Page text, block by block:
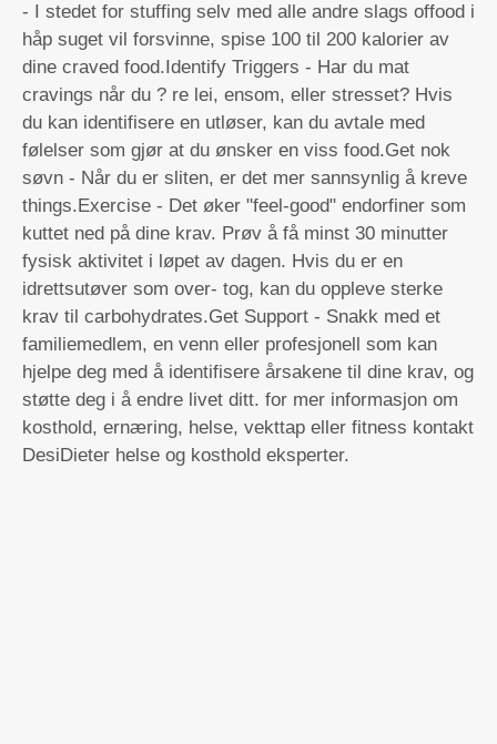
- I stedet for stuffing selv med alle andre slags offood i
håp suget vil forsvinne, spise 100 til 200 kalorier av
dine craved food.Identify Triggers - Har du mat
cravings når du ? re lei, ensom, eller stresset? Hvis
du kan identifisere en utløser, kan du avtale med
følelser som gjør at du ønsker en viss food.Get nok
søvn - Når du er sliten, er det mer sannsynlig å kreve
things.Exercise - Det øker "feel-good" endorfiner som
kuttet ned på dine krav. Prøv å få minst 30 minutter
fysisk aktivitet i løpet av dagen. Hvis du er en
idrettsutøver som over- tog, kan du oppleve sterke
krav til carbohydrates.Get Support - Snakk med et
familiemedlem, en venn eller profesjonell som kan
hjelpe deg med å identifisere årsakene til dine krav, og
støtte deg i å endre livet ditt. for mer informasjon om
kosthold, ernæring, helse, vekttap eller fitness kontakt
DesiDieter helse og kosthold eksperter.